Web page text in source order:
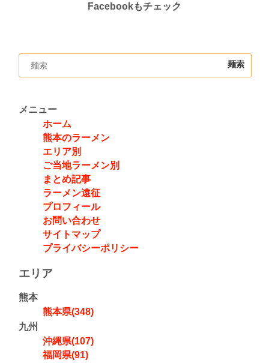
Facebookもチェック
メニュー
ホーム
熊本のラーメン
エリア別
ご当地ラーメン別
まとめ記事
ラーメン遠征
プロフィール
お問い合わせ
サイトマップ
プライバシーポリシー
エリア
熊本
熊本県(348)
九州
沖縄県(107)
福岡県(91)